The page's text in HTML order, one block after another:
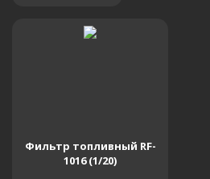
Фильтр топливный RF-
1016 (1/20)